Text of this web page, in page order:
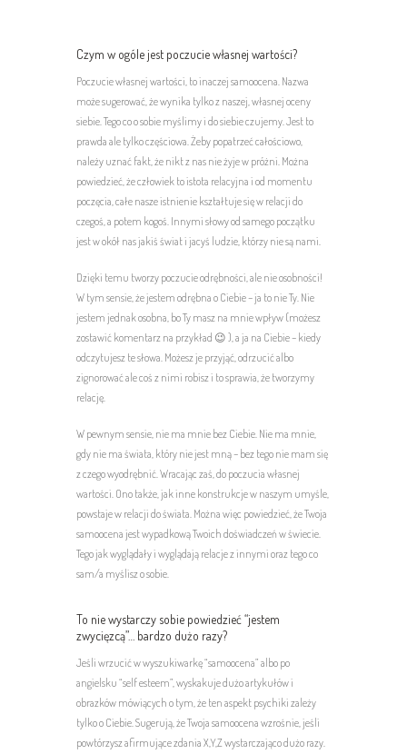
Czym w ogóle jest poczucie własnej wartości?
Poczucie własnej wartości, to inaczej samoocena. Nazwa
może sugerować, że wynika tylko z naszej, własnej oceny
siebie. Tego co o sobie myślimy i do siebie czujemy. Jest to
prawda ale tylko częściowa. Żeby popatrzeć całościowo,
należy uznać fakt, że nikt z nas nie żyje w próżni. Można
powiedzieć, że człowiek to istota relacyjna i od momentu
poczęcia, całe nasze istnienie kształtuje się w relacji do
czegoś, a potem kogoś. Innymi słowy od samego początku
jest w okół nas jakiś świat i jacyś ludzie, którzy nie są nami.
Dzięki temu tworzy poczucie odrębności, ale nie osobności!
W tym sensie, że jestem odrębna o Ciebie – ja to nie Ty. Nie
jestem jednak osobna, bo Ty masz na mnie wpływ (możesz
zostawić komentarz na przykład 😉 ), a ja na Ciebie – kiedy
odczytujesz te słowa. Możesz je przyjąć, odrzucić albo
zignorować ale coś z nimi robisz i to sprawia, że tworzymy
relację.
W pewnym sensie, nie ma mnie bez Ciebie. Nie ma mnie,
gdy nie ma świata, który nie jest mną – bez tego nie mam się
z czego wyodrębnić. Wracając zaś, do poczucia własnej
wartości. Ono także, jak inne konstrukcje w naszym umyśle,
powstaje w relacji do świata. Można więc powiedzieć, że Twoja
samoocena jest wypadkową Twoich doświadczeń w świecie.
Tego jak wyglądały i wyglądają relacje z innymi oraz tego co
sam/a myślisz o sobie.
To nie wystarczy sobie powiedzieć “jestem
zwycięzcą”… bardzo dużo razy?
Jeśli wrzucić w wyszukiwarkę “samoocena” albo po
angielsku “self esteem”, wyskakuje dużo artykułów i
obrazków mówiących o tym, że ten aspekt psychiki zależy
tylko o Ciebie. Sugerują, że Twoja samoocena wzrośnie, jeśli
powtórzysz afirmujące zdania X,Y,Z wystarczająco dużo razy.